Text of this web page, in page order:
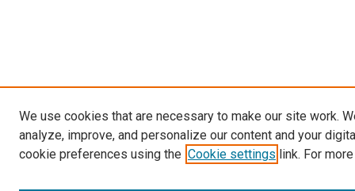
We use cookies that are necessary to make our site work.
analyze, improve, and personalize our content and your
cookie preferences using the Cookie settings link. For